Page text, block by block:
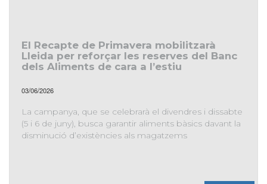
El Recapte de Primavera mobilitzarà
Lleida per reforçar les reserves del Banc
dels Aliments de cara a l’estiu
03/06/2026
La campanya, que se celebrarà el divendres i dissabte
(5 i 6 de juny), busca garantir aliments bàsics davant la
disminució d’existències als magatzems